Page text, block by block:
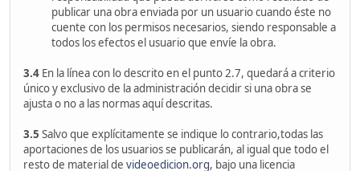
publicar una obra enviada por un usuario cuando éste no
cuente con los permisos necesarios, siendo responsable a
todos los efectos el usuario que envíe la obra.
3.4 En la línea con lo descrito en el punto 2.7, quedará a criterio
único y exclusivo de la administración decidir si una obra se
ajusta o no a las normas aquí descritas.
3.5 Salvo que explícitamente se indique lo contrario,todas las
aportaciones de los usuarios se publicarán, al igual que todo el
resto de material de videoedicion.org, bajo una licencia